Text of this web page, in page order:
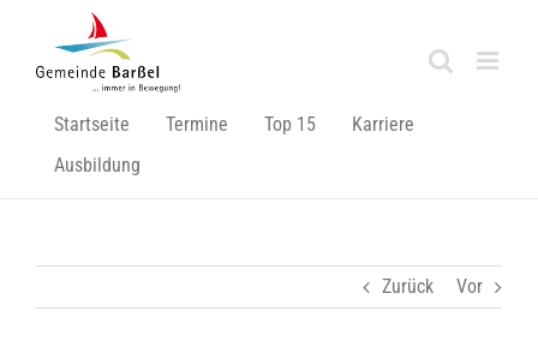
springen
Startseite Termine Top 15
Karriere
Ausbildung
Zurück Vor